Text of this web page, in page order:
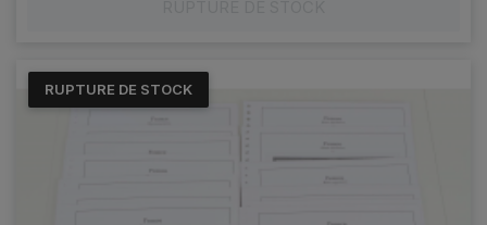
RUPTURE DE STOCK